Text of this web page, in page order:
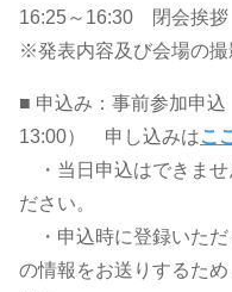
16:25～16:30 閉会挨
※発表内容及び会場の撮
■ 申込み：事前参加申込
13:00） 申し込みはこ
・当日申込はできませ
ださい。
・申込時に登録いただ
の情報をお送りするた